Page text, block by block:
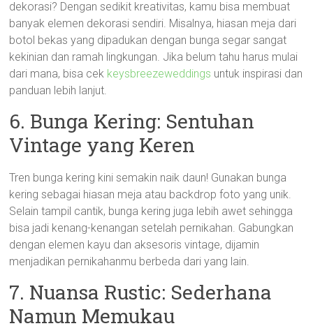
dekorasi? Dengan sedikit kreativitas, kamu bisa membuat
banyak elemen dekorasi sendiri. Misalnya, hiasan meja dari
botol bekas yang dipadukan dengan bunga segar sangat
kekinian dan ramah lingkungan. Jika belum tahu harus mulai
dari mana, bisa cek keysbreezeweddings untuk inspirasi dan
panduan lebih lanjut.
6. Bunga Kering: Sentuhan
Vintage yang Keren
Tren bunga kering kini semakin naik daun! Gunakan bunga
kering sebagai hiasan meja atau backdrop foto yang unik.
Selain tampil cantik, bunga kering juga lebih awet sehingga
bisa jadi kenang-kenangan setelah pernikahan. Gabungkan
dengan elemen kayu dan aksesoris vintage, dijamin
menjadikan pernikahanmu berbeda dari yang lain.
7. Nuansa Rustic: Sederhana
Namun Memukau